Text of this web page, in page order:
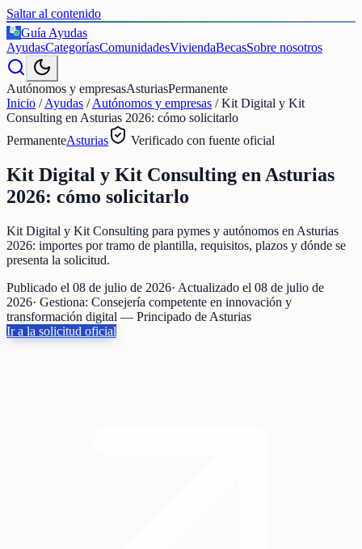
Saltar al contenido
€
Guía Ayudas
AyudasCategoríasComunidadesViviendaBecasSobre nosotros
Autónomos y empresasAsturiasPermanente
Inicio /Ayudas /Autónomos y empresas /Kit Digital y Kit
Consulting en Asturias 2026: cómo solicitarlo
PermanenteAsturias Verificado con fuente oficial
Kit Digital y Kit Consulting en Asturias
2026: cómo solicitarlo
Kit Digital y Kit Consulting para pymes y autónomos en Asturias
2026: importes por tramo de plantilla, requisitos, plazos y dónde se
presenta la solicitud.
Publicado el 08 de julio de 2026· Actualizado el 08 de julio de
2026· Gestiona: Consejería competente en innovación y
transformación digital — Principado de Asturias
Ir a la solicitud oficial